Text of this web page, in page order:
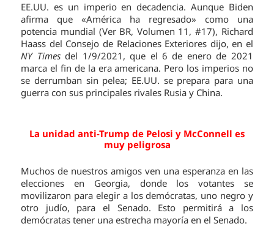
EE.UU. es un imperio en decadencia. Aunque Biden
afirma que «América ha regresado» como una
potencia mundial (Ver BR, Volumen 11, #17), Richard
Haass del Consejo de Relaciones Exteriores dijo, en el
NY Timesdel 1/9/2021, que el 6 de enero de 2021
marca el fin de la era americana. Pero los imperios no
se derrumban sin pelea; EE.UU. se prepara para una
guerra con sus principales rivales Rusia y China.
La unidad anti-Trump de Pelosi y McConnell es
muy peligrosa
Muchos de nuestros amigos ven una esperanza en las
elecciones en Georgia, donde los votantes se
movilizaron para elegir a los demócratas, uno negro y
otro judío, para el Senado. Esto permitirá a los
demócratas tener una estrecha mayoría en el Senado.